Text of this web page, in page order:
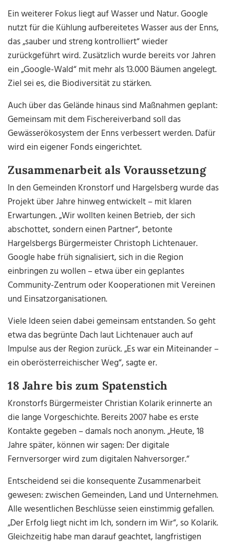
Ein weiterer Fokus liegt auf Wasser und Natur. Google
nutzt für die Kühlung aufbereitetes Wasser aus der Enns,
das „sauber und streng kontrolliert“ wieder
zurückgeführt wird. Zusätzlich wurde bereits vor Jahren
ein „Google-Wald“ mit mehr als 13.000 Bäumen angelegt.
Ziel sei es, die Biodiversität zu stärken.
Auch über das Gelände hinaus sind Maßnahmen geplant:
Gemeinsam mit dem Fischereiverband soll das
Gewässerökosystem der Enns verbessert werden. Dafür
wird ein eigener Fonds eingerichtet.
Zusammenarbeit als Voraussetzung
In den Gemeinden Kronstorf und Hargelsberg wurde das
Projekt über Jahre hinweg entwickelt – mit klaren
Erwartungen. „Wir wollten keinen Betrieb, der sich
abschottet, sondern einen Partner“, betonte
Hargelsbergs Bürgermeister Christoph Lichtenauer.
Google habe früh signalisiert, sich in die Region
einbringen zu wollen – etwa über ein geplantes
Community-Zentrum oder Kooperationen mit Vereinen
und Einsatzorganisationen.
Viele Ideen seien dabei gemeinsam entstanden. So geht
etwa das begrünte Dach laut Lichtenauer auch auf
Impulse aus der Region zurück. „Es war ein Miteinander –
ein oberösterreichischer Weg“, sagte er.
18 Jahre bis zum Spatenstich
Kronstorfs Bürgermeister Christian Kolarik erinnerte an
die lange Vorgeschichte. Bereits 2007 habe es erste
Kontakte gegeben – damals noch anonym. „Heute, 18
Jahre später, können wir sagen: Der digitale
Fernversorger wird zum digitalen Nahversorger.“
Entscheidend sei die konsequente Zusammenarbeit
gewesen: zwischen Gemeinden, Land und Unternehmen.
Alle wesentlichen Beschlüsse seien einstimmig gefallen.
„Der Erfolg liegt nicht im Ich, sondern im Wir“, so Kolarik.
Gleichzeitig habe man darauf geachtet, langfristigen